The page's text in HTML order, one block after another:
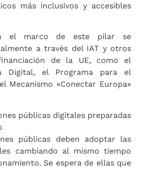
más inclusivos y accesibles
el marco de este pilar se
a través del IAT y otros
de la UE, como el
Digital, el Programa para el
Mecanismo «Conectar Europa»
públicas digitales preparadas
públicas deben adoptar las
cambiando al mismo tiempo
Se espera de ellas que